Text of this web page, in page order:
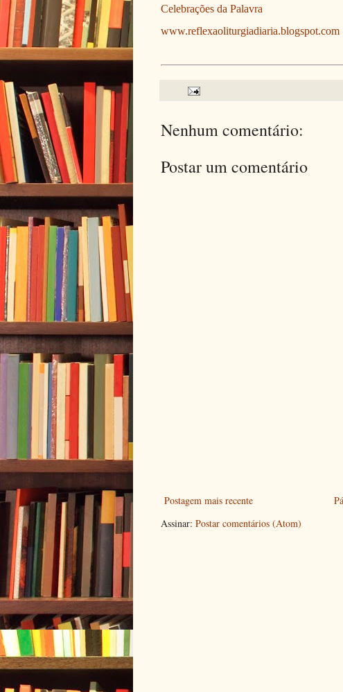
Celebrações da Palavra
www.reflexaoliturgiadiaria.blogspot.com
Nenhum comentário:
Postar um comentário
Postagem mais recente
Assinar: Postar comentários (Atom)